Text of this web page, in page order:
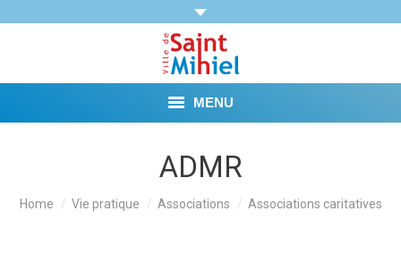
MENU
Vie municipale
ADMR
You are here:
Home Vie pratique Associations Associations caritatives